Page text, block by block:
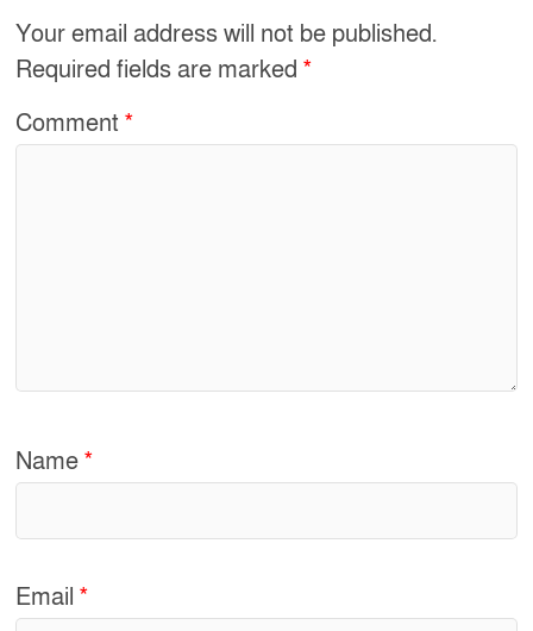
o
o
Your email address will not be published.
Required fields are marked*
Comment*
Name*
Email*